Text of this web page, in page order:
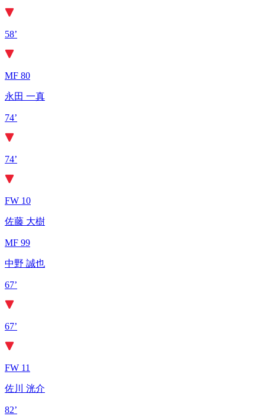
58’
MF 80
永田 一真
74’
74’
FW 10
佐藤 大樹
MF 99
中野 誠也
67’
67’
FW 11
佐川 洸介
82’